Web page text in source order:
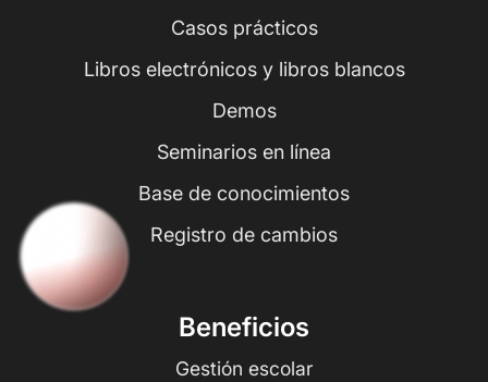
Casos prácticos
Libros electrónicos y libros blancos
Demos
Seminarios en línea
Base de conocimientos
Registro de cambios
Beneficios
Gestión escolar